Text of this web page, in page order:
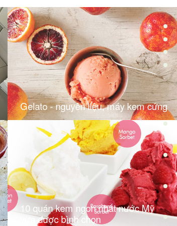
Gelato - nguyên liệu, máy kem cứng
10 quán kem ngon nhất nước Mỹ
vừa được bình chọn